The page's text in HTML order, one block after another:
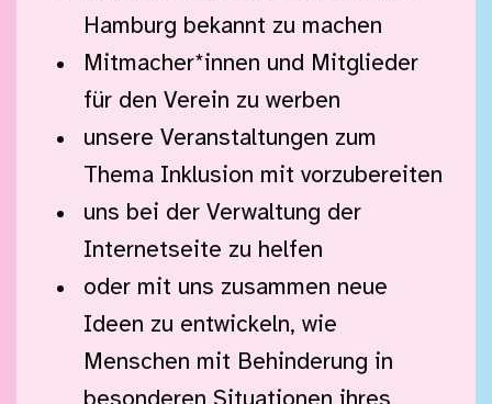
Hamburg bekannt zu machen
Mitmacher*innen und Mitglieder
für den Verein zu werben
unsere Veranstaltungen zum
Thema Inklusion mit vorzubereiten
uns bei der Verwaltung der
Internetseite zu helfen
oder mit uns zusammen neue
Ideen zu entwickeln, wie
Menschen mit Behinderung in